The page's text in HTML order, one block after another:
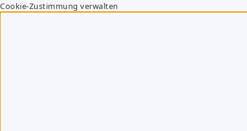
Cookie-Zustimmung verwalten